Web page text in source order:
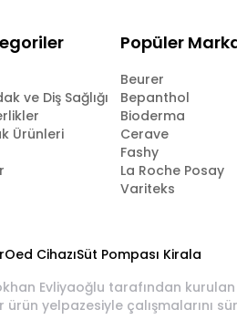
ve Diş Sağlığı
Ürünleri
Popüler
Beurer
Bepanthol
Bioderma
Cerave
Fashy
La Roche Posay
Variteks
Oed CihazıSüt Pompası Kirala
Evliyaoğlu tarafından
ürün yelpazesiyle çalışmalarını